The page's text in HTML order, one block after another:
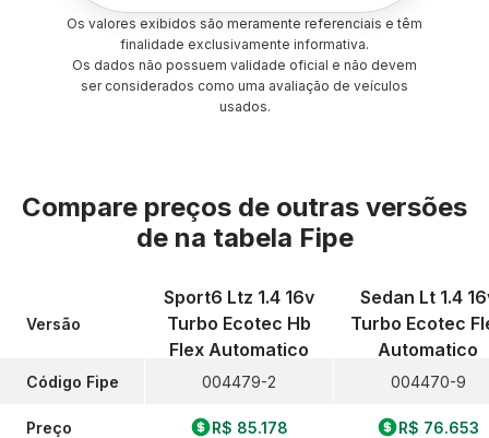
Os valores exibidos são meramente referenciais e têm
finalidade exclusivamente informativa.
Os dados não possuem validade oficial e não devem
ser considerados como uma avaliação de veículos
usados.
Compare preços de outras versões
de na tabela Fipe
Versão
Código Fipe
Preço
Sport6 Ltz 1.4 16v
Turbo Ecotec Hb
Flex Automatico
004479-2
R$ 85.178
Sedan Lt 1.4
Turbo Ecotec
Automatico
004470-9
R$ 76.653